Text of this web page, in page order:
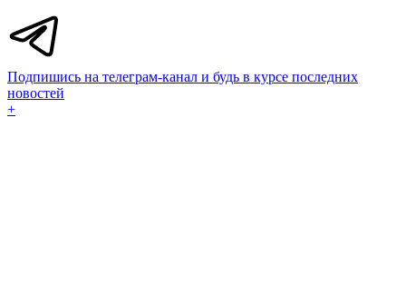
Подпишись на телеграм-канал и будь в курсе последних
новостей
+